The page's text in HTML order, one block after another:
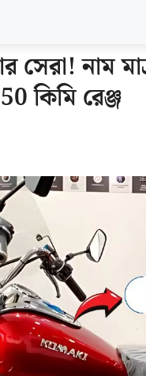
নাম
কিমি রেঞ্জ